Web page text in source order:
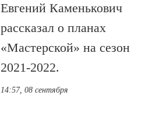
Евгений Каменькович
рассказал о планах
«Мастерской» на сезон
2021-2022.
14:57, 08 сентября